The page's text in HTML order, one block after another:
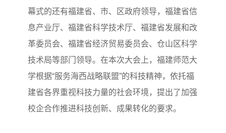
幕式的还有福建省、市、区政府领导，福建省信
息产业厅、福建省科学技术厅、福建省发展和改
革委员会、福建省经济贸易委员会、仓山区科学
技术局等部门领导。在本次大会上，福建师范大
学根据“服务海西战略联盟”的科技精神，依托福
建省各界重视科技力量的社会环境，提出了加强
校企合作推进科技创新、成果转化的要求。